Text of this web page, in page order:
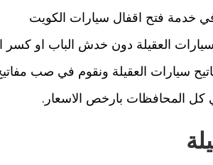
خدمة فتح اقفال سيارات الكويت
العقيلة دون خدش الباب او كسر
سيارات العقيلة ونقوم في صب
كل المحافظات بارخص الاسعار.